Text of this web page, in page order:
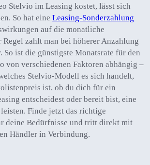
Stelvio im Leasing kostet, lässt sich
So hat eine Leasing-Sonderzahlung
auf die monatliche
Regel zahlt man bei höherer Anzahlung
So ist die günstigste Monatsrate für den
von verschiedenen Faktoren abhängig –
Stelvio-Modell es sich handelt,
ist, ob du dich für ein
entscheidest oder bereit bist, eine
Finde jetzt das richtige
deine Bedürfnisse und tritt direkt mit
Händler in Verbindung.